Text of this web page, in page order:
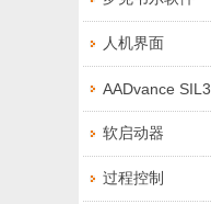
人机界面
AADvance SIL3
软启动器
过程控制